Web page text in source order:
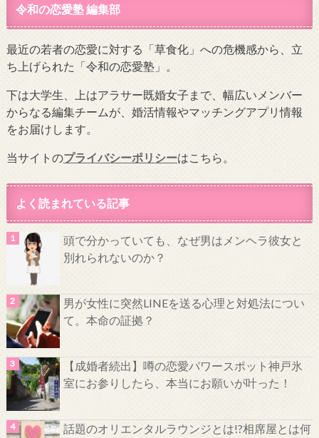
令和の恋愛塾 編集部
最近の若者の恋愛に対する「草食化」への危機感から、立
ち上げられた「令和の恋愛塾」。
下は大学生、上はアラサー既婚女子まで、幅広いメンバー
からなる編集チームが、婚活情報やマッチングアプリ情報
をお届けします。
当サイトのプライバシーポリシーはこちら。
よく読まれている記事
頭で分かっていても、なぜ男はメンヘラ彼女と
別れられないのか？
男が女性に突然LINEを送る心理と対処法につい
て。本命の証拠？
【成婚者続出】噂の恋愛パワースポット神戸氷
室にお参りしたら、本当にお願いが叶った！
話題のオリエンタルラウンジとは!?相席屋とは何